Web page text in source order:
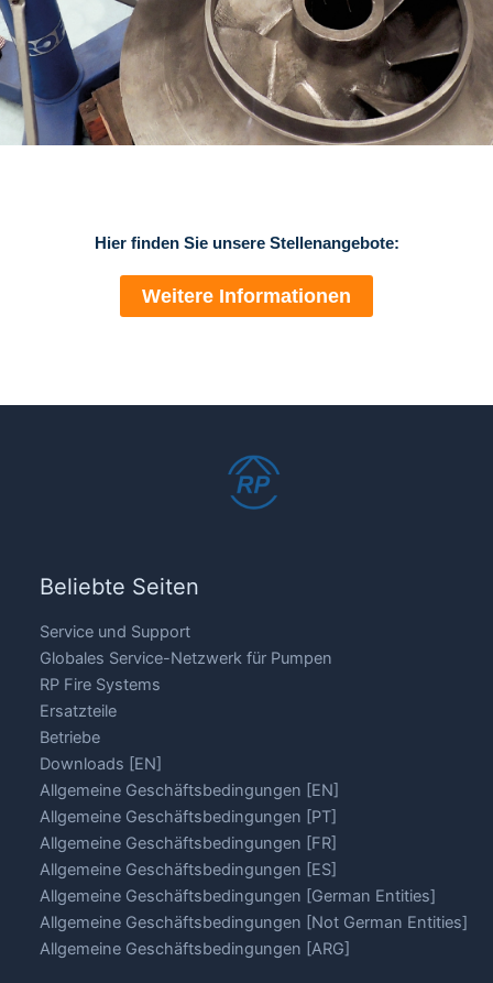
Hier finden Sie unsere Stellenangebote:
Weitere Informationen
Beliebte Seiten
Service und Support
Globales Service-Netzwerk für Pumpen
RP Fire Systems
Ersatzteile
Betriebe
Downloads [EN]
Allgemeine Geschäftsbedingungen [EN]
Allgemeine Geschäftsbedingungen [PT]
Allgemeine Geschäftsbedingungen [FR]
Allgemeine Geschäftsbedingungen [ES]
Allgemeine Geschäftsbedingungen [German Entities]
Allgemeine Geschäftsbedingungen [Not German Entities]
Allgemeine Geschäftsbedingungen [ARG]